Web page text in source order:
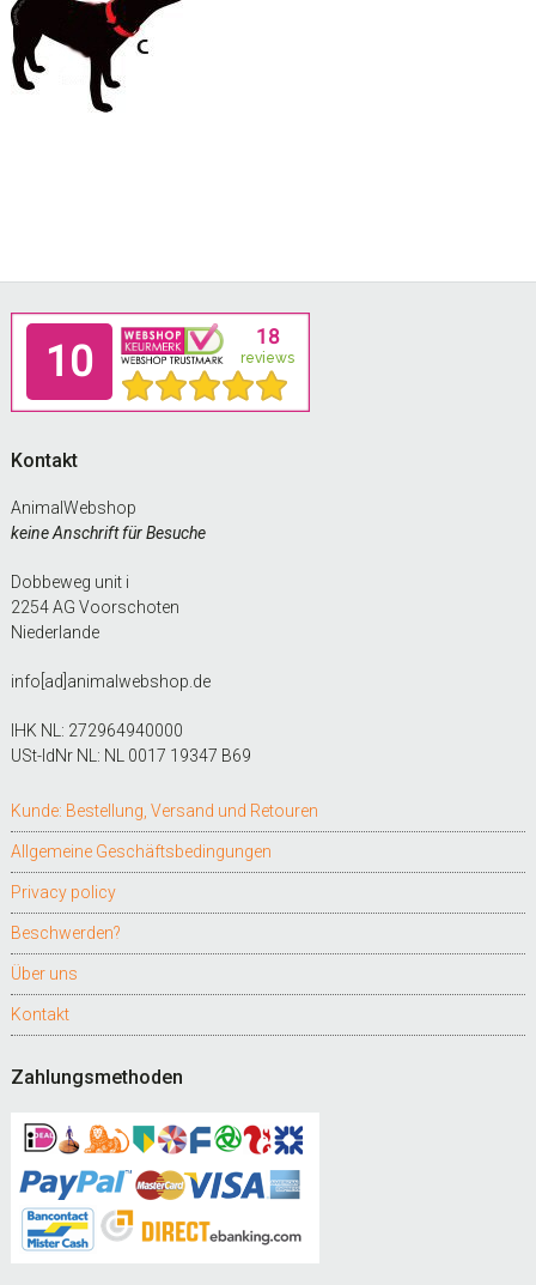
Footer
Kontakt
AnimalWebshop
keine Anschrift für Besuche
Dobbeweg unit i
2254 AG Voorschoten
Niederlande
info[ad]animalwebshop.de
IHK NL: 272964940000
USt-IdNr NL: NL 0017 19347 B69
Kunde: Bestellung, Versand und Retouren
Allgemeine Geschäftsbedingungen
Privacy policy
Beschwerden?
Über uns
Kontakt
Zahlungsmethoden